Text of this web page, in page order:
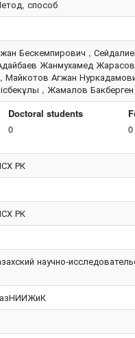
способ
Бескемпирович ,
Жанмухамед
Майкотов Агжан
, Жамалов Бакберген
Doctoral students
0
0
РК
РК
научно-